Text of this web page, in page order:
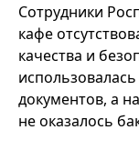
Сотрудники
кафе
качества и
документов, а
не оказалось